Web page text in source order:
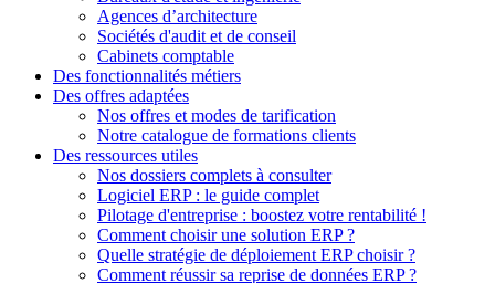
Agences d’architecture
Sociétés d'audit et de conseil
Cabinets comptable
Des fonctionnalités métiers
Des offres adaptées
Nos offres et modes de tarification
Notre catalogue de formations clients
Des ressources utiles
Nos dossiers complets à consulter
Logiciel ERP : le guide complet
Pilotage d'entreprise : boostez votre rentabilité !
Comment choisir une solution ERP ?
Quelle stratégie de déploiement ERP choisir ?
Comment réussir sa reprise de données ERP ?